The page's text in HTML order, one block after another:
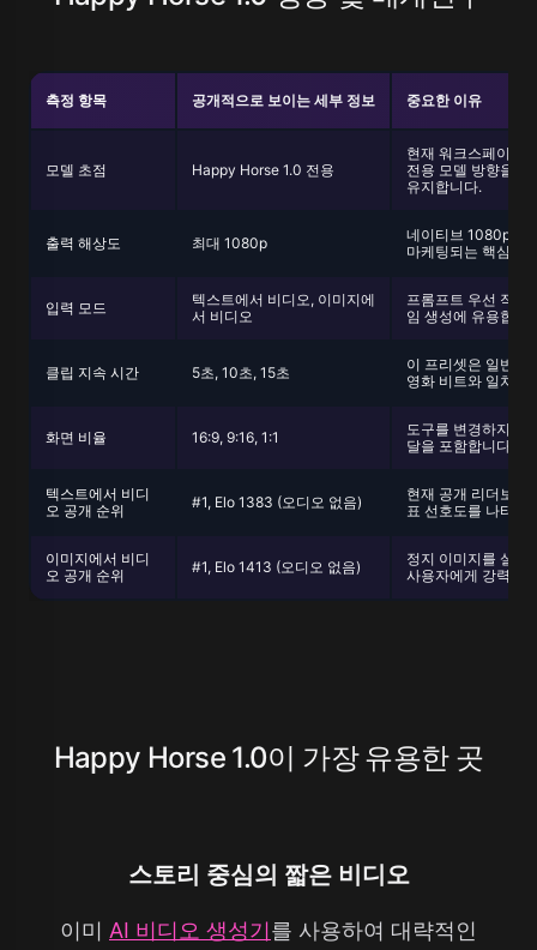
측정 항목 공개적으로 보이는 세부 정보 중요한 이유
모델 초점 Happy Horse 1.0 전용
현재 워크스페이스
전용 모델 방향을
유지합니다.
출력 해상도 최대 1080p
네이티브 1080p 포
마케팅되는 핵심 부
입력 모드
텍스트에서 비디오, 이미지에
서 비디오
프롬프트 우선 작업
임 생성에 유용합니
클립 지속 시간 5초, 10초, 15초
이 프리셋은 일반적
영화 비트와 일치합
화면 비율 16:9, 9:16, 1:1
도구를 변경하지 않
달을 포함합니다.
텍스트에서 비디
오 공개 순위
#1, Elo 1383 (오디오 없음)
현재 공개 리더보드
표 선호도를 나타냅
이미지에서 비디
오 공개 순위
#1, Elo 1413 (오디오 없음)
정지 이미지를 설득
사용자에게 강력한
Happy Horse 1.0이 가장 유용한 곳
스토리 중심의 짧은 비디오
이미 AI 비디오 생성기를 사용하여 대략적인